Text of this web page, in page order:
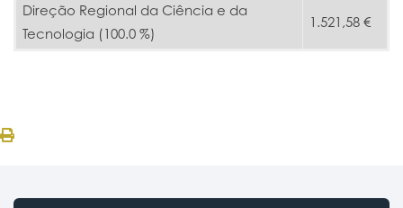
Direção Regional da Ciência e da
Tecnologia (100.0 %)
1.521,58 €